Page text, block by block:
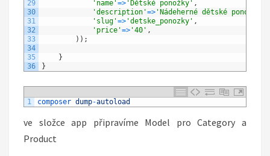
29
30
31
32
33
34
35
36
'name'=> 'Dětské ponožky' ,
'description'=> 'Nádeherné dětské ponožky
'slug'=> 'detske_ponozky' ,
'price'=> '40' ,
) ) ;
}
}
1 composer dump-autoload
ve složce app připravíme Model pro Category a
Product